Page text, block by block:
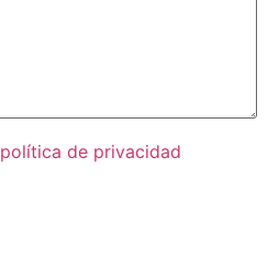
política de privacidad